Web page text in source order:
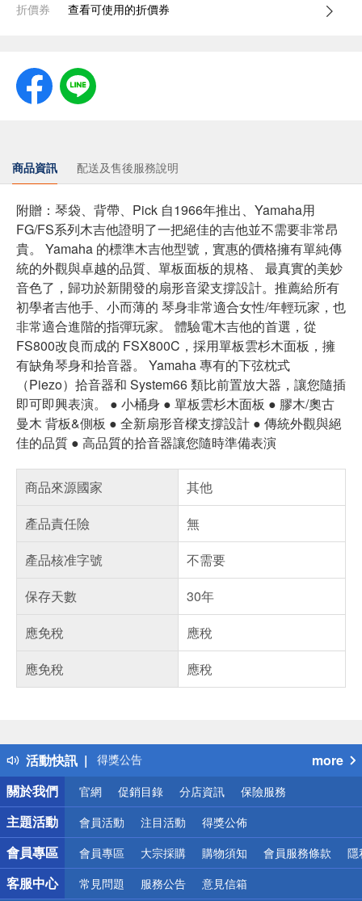
折價券 查看可使用的折價券
商品資訊 配送及售後服務說明
附贈：琴袋、背帶、Pick 自1966年推出、Yamaha用
FG/FS系列木吉他證明了一把絕佳的吉他並不需要非常昂
貴。 Yamaha 的標準木吉他型號，實惠的價格擁有單純傳
統的外觀與卓越的品質、單板面板的規格、 最真實的美妙
音色了，歸功於新開發的扇形音梁支撐設計。推薦給所有
初學者吉他手、小而薄的 琴身非常適合女性/年輕玩家，也
非常適合進階的指彈玩家。 體驗電木吉他的首選，從
FS800改良而成的 FSX800C，採用單板雲杉木面板，擁
有缺角琴身和拾音器。 Yamaha 專有的下弦枕式
（Piezo）拾音器和 System66 類比前置放大器，讓您隨插
即可即興表演。 ● 小桶身 ● 單板雲杉木面板 ● 膠木/奧古
曼木 背板&側板 ● 全新扇形音樑支撐設計 ● 傳統外觀與絕
佳的品質 ● 高品質的拾音器讓您隨時準備表演
商品來源國家
其他
產品責任險
無
產品核准字號
不需要
保存天數
30年
應免稅
應稅
應免稅
應稅
活動快訊
得獎公告
熱門話題
銀行優惠
偏遠地區配送
詐騙網頁！請小心！
more
關於我們
官網 促銷目錄 分店資訊 保險服務
主題活動 會員活動 注目活動 得獎公佈
會員專區 會員專區 大宗採購 購物須知 會員服務條款 隱
客服中心 常見問題 服務公告 意見信箱